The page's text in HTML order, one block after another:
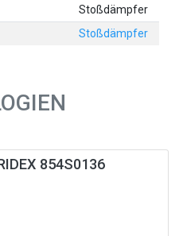
Stoßdämpfer
Stoßdämpfer
854S0136